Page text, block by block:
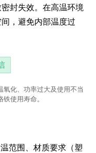
封失效。在高温环境
，避免内部温度过
化、功率过大及使用不当
使用寿命。
范围、材质要求（塑